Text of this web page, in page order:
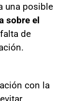
una posible
sobre el
de
con la